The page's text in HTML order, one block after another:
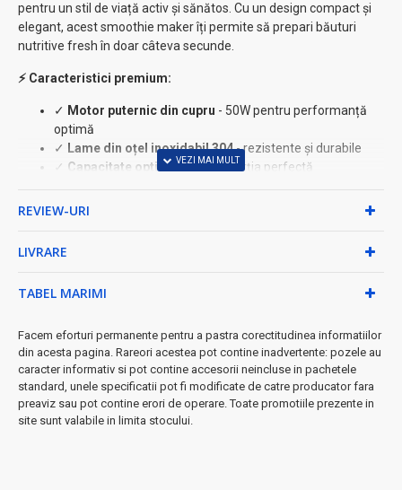
pentru un stil de viață activ și sănătos. Cu un design compact și
elegant, acest smoothie maker îți permite să prepari băuturi
nutritive fresh în doar câteva secunde.
⚡ Caracteristici premium:
✓ Motor puternic din cupru - 50W pentru performanță
optimă
✓ Lame din oțel inoxidabil 304- rezistente și durabile
✓ Capacitate optimă - 300ml, porția perfectă
✓ Autonomie extinsă
• Design mic și compact - ideal pentru călătorii, birou sau
• Indicator luminos pentru status baterie și funcționare
• Material plastic de calitate superioară, rezistent
• Buton On/Off simplu și intuitiv
• Cablu USB inclus în pachet
Perfect pentru:smoothie-uri cu fructe, shake-uri proteice,
REVIEW-URI
LIVRARE
TABEL MARIMI
Facem eforturi permanente pentru a pastra corectitudinea informatiilor
din acesta pagina. Rareori acestea pot contine inadvertente: pozele au
caracter informativ si pot contine accesorii neincluse in pachetele
standard, unele specificatii pot fi modificate de catre producator fara
preaviz sau pot contine erori de operare. Toate promotiile prezente in
site sunt valabile in limita stocului.